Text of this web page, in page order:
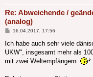
Re: Abweichende /
(analog)
Beitrag
16.04.2017, 17:56
Ich habe auch sehr viele
UKW", insgesamt mehr als
mit zwei Weltempfängern.